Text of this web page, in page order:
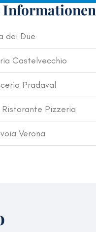
Informationen
dei Due
Castelvecchio
Pradaval
Pizzeria
Verona